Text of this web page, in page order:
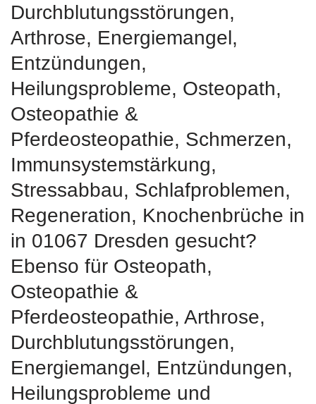
Durchblutungsstörungen,
Arthrose, Energiemangel,
Entzündungen,
Heilungsprobleme, Osteopath,
Osteopathie &
Pferdeosteopathie, Schmerzen,
Immunsystemstärkung,
Stressabbau, Schlafproblemen,
Regeneration, Knochenbrüche in
in 01067 Dresden gesucht?
Ebenso für Osteopath,
Osteopathie &
Pferdeosteopathie, Arthrose,
Durchblutungsstörungen,
Energiemangel, Entzündungen,
Heilungsprobleme und